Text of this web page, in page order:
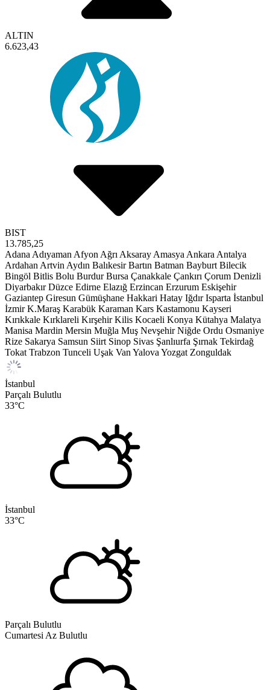
ALTIN
6.623,43
BIST
13.785,25
Adana Adıyaman Afyon Ağrı Aksaray Amasya Ankara Antalya
Ardahan Artvin Aydın Balıkesir Bartın Batman Bayburt Bilecik
Bingöl Bitlis Bolu Burdur Bursa Çanakkale Çankırı Çorum Denizli
Diyarbakır Düzce Edirne Elazığ Erzincan Erzurum Eskişehir
Gaziantep Giresun Gümüşhane Hakkari Hatay Iğdır Isparta İstanbul
İzmir K.Maraş Karabük Karaman Kars Kastamonu Kayseri
Kırıkkale Kırklareli Kırşehir Kilis Kocaeli Konya Kütahya Malatya
Manisa Mardin Mersin Muğla Muş Nevşehir Niğde Ordu Osmaniye
Rize Sakarya Samsun Siirt Sinop Sivas Şanlıurfa Şırnak Tekirdağ
Tokat Trabzon Tunceli Uşak Van Yalova Yozgat Zonguldak
İstanbul
Parçalı Bulutlu
33°C
İstanbul
33°C
Parçalı Bulutlu
Cumartesi Az Bulutlu